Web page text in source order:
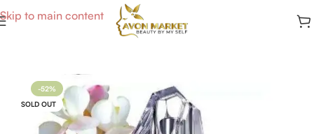
Skip to main content
Parfums Femme
-52%
SOLD OUT